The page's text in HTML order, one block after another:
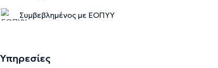
Συμβεβλημένος με ΕΟΠΥΥ
Υπηρεσίες